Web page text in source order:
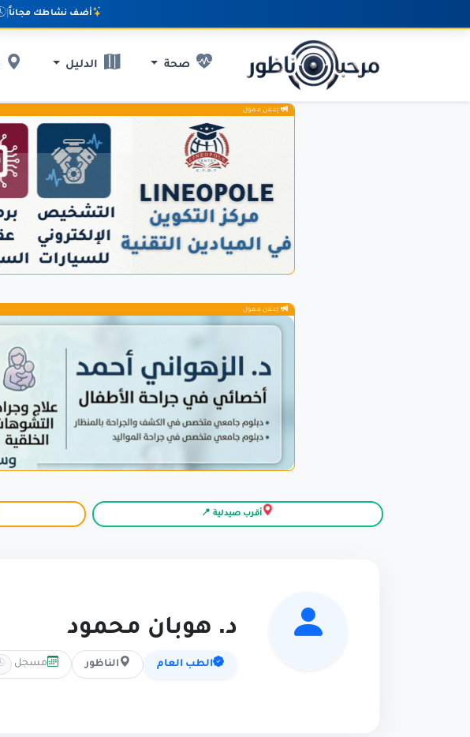
أضف نشاطك مجاناً |
صحة الدليل
إعلان ممول
إعلان ممول
أقرب صيدلية 📍
د. هوبان محمود
الطب العام الناظور مسجل